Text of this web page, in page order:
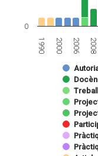
1990 2000 2006 2008
0